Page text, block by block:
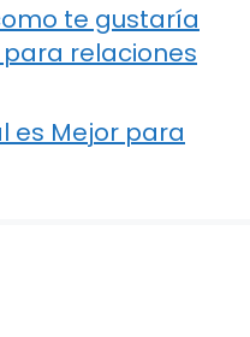
te gustaría
relaciones
es Mejor para